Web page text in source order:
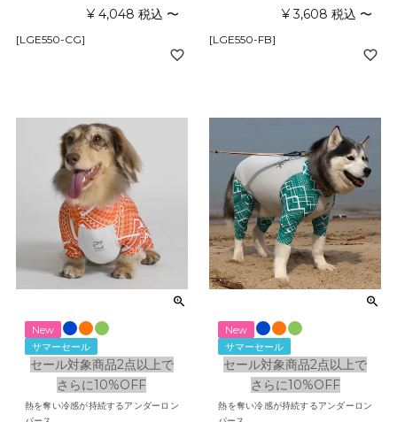
¥ 4,048 税込 〜
[LGE550-CG]
¥ 3,608 税込 〜
[LGE550-FB]
New
サマーセール
セール対象商品2点以上で
さらに10%OFF
熱を奪い冷感が持続するアンダーロン
New
サマーセール
セール対象商品2点以上で
さらに10%OFF
熱を奪い冷感が持続するアンダーロン